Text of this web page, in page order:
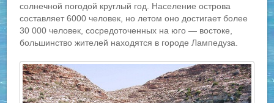
солнечной погодой круглый год. Население острова
составляет 6000 человек, но летом оно достигает более
30 000 человек, сосредоточенных на юго — востоке,
большинство жителей находятся в городе Лампедуза.